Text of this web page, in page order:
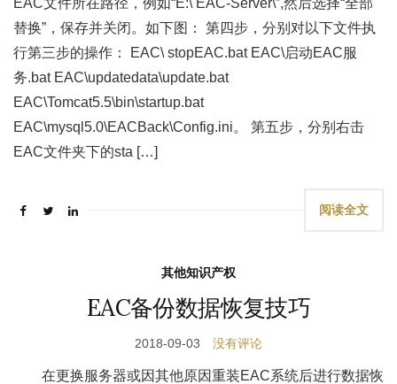
EAC文件所在路径，例如“E:\ EAC-Server\”,然后选择“全部
替换”，保存并关闭。如下图： 第四步，分别对以下文件执
行第三步的操作： EAC\ stopEAC.bat EAC\启动EAC服
务.bat EAC\updatedata\update.bat
EAC\Tomcat5.5\bin\startup.bat
EAC\mysql5.0\EACBack\Config.ini。 第五步，分别右击
EAC文件夹下的sta […]
阅读全文
其他知识产权
EAC备份数据恢复技巧
2018-09-03 没有评论
在更换服务器或因其他原因重装EAC系统后进行数据恢